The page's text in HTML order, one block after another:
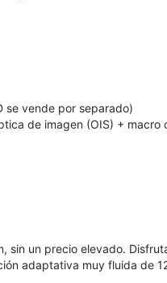
se vende por separado)
de imagen (OIS) + macro
sin un precio elevado.
adaptativa muy fluida de